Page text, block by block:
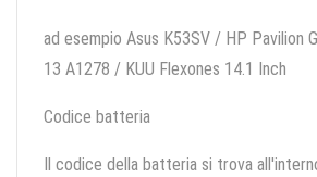
ad esempio Asus K53SV / HP Pavilion
13 A1278 / KUU Flexones 14.1 Inch
Codice batteria
Il codice della batteria si trova